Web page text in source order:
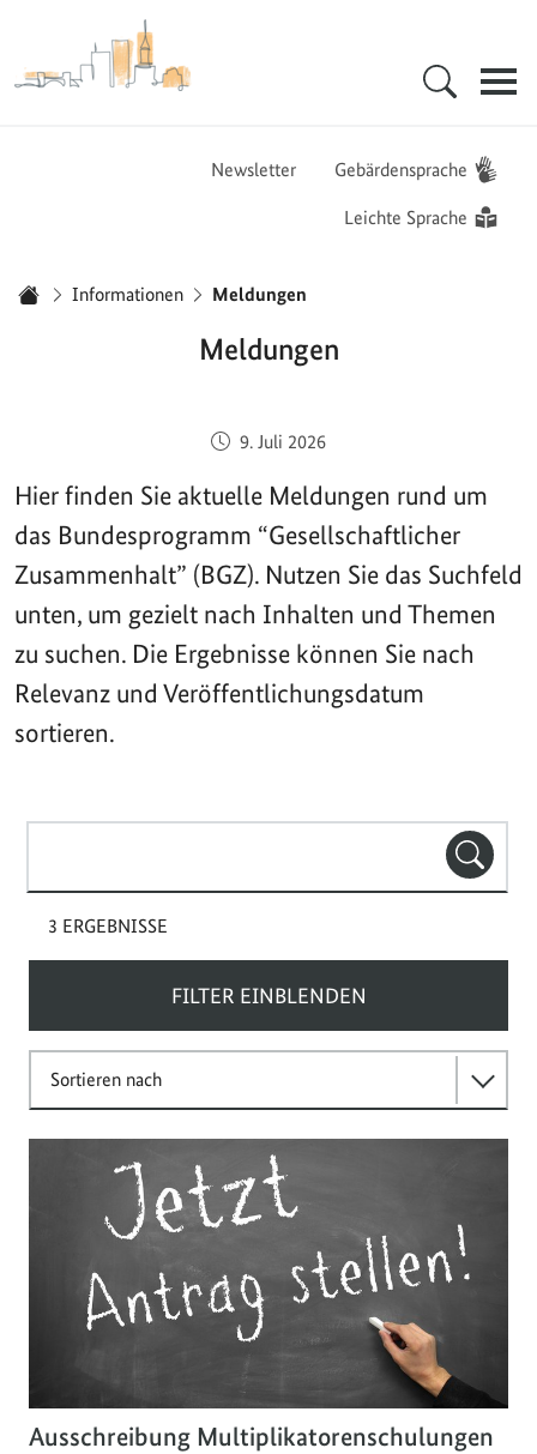
Zur Startseite - BGZ - Bundesamt für Migration und Flüchtlinge
Newsletter Gebärdensprache
Leichte Sprache
Informationen Meldungen
Meldungen
Veröffentlicht am:
9. Juli 2026
Hier finden Sie aktuelle Meldungen rund um
das Bundesprogramm “Gesellschaftlicher
Zusammenhalt” (BGZ). Nutzen Sie das Suchfeld
unten, um gezielt nach Inhalten und Themen
zu suchen. Die Ergebnisse können Sie nach
Relevanz und Veröffentlichungsdatum
sortieren.
3 ERGEBNISSE
FILTER EINBLENDEN
Sortieren nach
Ausschreibung Multiplikatorenschulungen